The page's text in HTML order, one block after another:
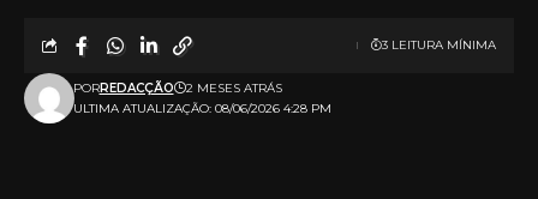
ULTIMA ATUALIZAÇÃO: 08/06/2026 4:28 PM
PORREDACÇÃO 2 MESES ATRÁS
3 LEITURA MÍNIMA